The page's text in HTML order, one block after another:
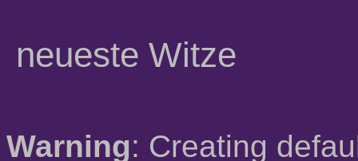
neueste Witze
Warning: Creating